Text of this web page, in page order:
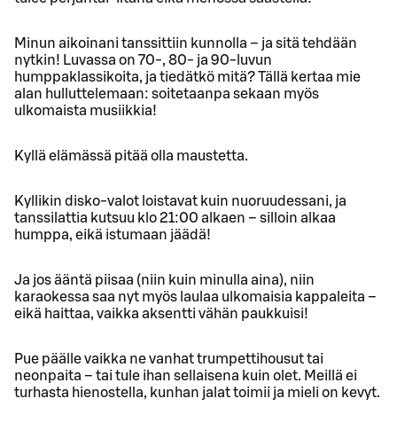
Minun aikoinani tanssittiin kunnolla – ja sitä tehdään
nytkin! Luvassa on 70-, 80- ja 90-luvun
humppaklassikoita, ja tiedätkö mitä? Tällä kertaa mie
alan hulluttelemaan: soitetaanpa sekaan myös
ulkomaista musiikkia!
Kyllä elämässä pitää olla maustetta.
Kyllikin disko-valot loistavat kuin nuoruudessani, ja
tanssilattia kutsuu klo 21:00 alkaen – silloin alkaa
humppa, eikä istumaan jäädä!
Ja jos ääntä piisaa (niin kuin minulla aina), niin
karaokessa saa nyt myös laulaa ulkomaisia kappaleita –
eikä haittaa, vaikka aksentti vähän paukkuisi!
Pue päälle vaikka ne vanhat trumpettihousut tai
neonpaita – tai tule ihan sellaisena kuin olet. Meillä ei
turhasta hienostella, kunhan jalat toimii ja mieli on kevyt.